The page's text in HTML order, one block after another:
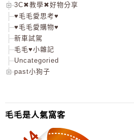
3C✖教學✖好物分享
♥毛毛愛思考♥
♥毛毛愛購物♥
新車試駕
毛毛♥小雜記
Uncategoried
past小狗子
毛毛是人氣窩客